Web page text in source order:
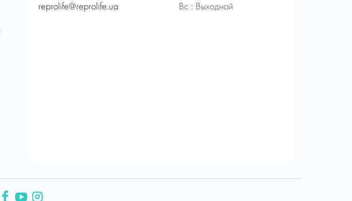
reprolife@reprolife.ua
Вс : Выходной